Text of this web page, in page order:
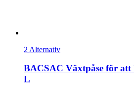
2 Alternativ
BACSAC Växtpåse för
L